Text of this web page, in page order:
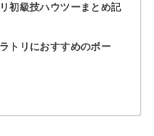
初級技ハウツーまとめ記
トリにおすすめのボー